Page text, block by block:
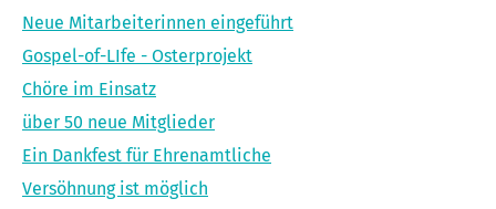
Neue Mitarbeiterinnen eingeführt
Gospel-of-LIfe - Osterprojekt
Chöre im Einsatz
über 50 neue Mitglieder
Ein Dankfest für Ehrenamtliche
Versöhnung ist möglich